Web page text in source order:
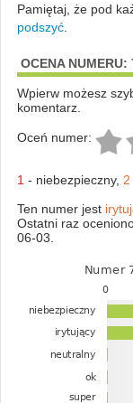
Pamiętaj, że pod
podszyć.
OCENA NUMERU:
Wpierw możesz
komentarz.
Oceń numer:
1 - niebezpieczny, 2
Ten numer jest
Ostatni raz
06-03.